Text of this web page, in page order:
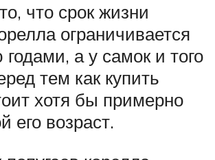
что срок жизни
ограничивается
а у самок и того
тем как купить
хотя бы примерно
его возраст.